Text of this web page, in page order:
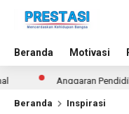
Beranda Motivasi
Anggaran Pendidikan
Beranda Inspirasi